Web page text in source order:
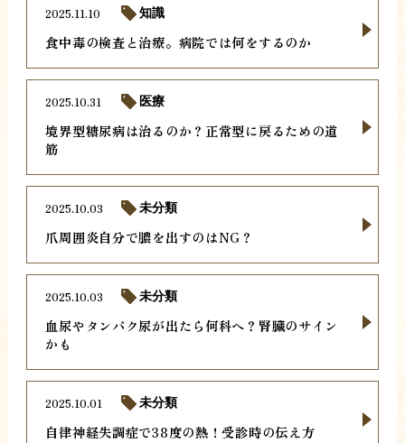
食中毒の検査と治療。病院では何をするのか
2025.11.10 知識
境界型糖尿病は治るのか？正常型に戻るための道
筋
2025.10.31 医療
爪周囲炎自分で膿を出すのはNG？
2025.10.03 未分類
血尿やタンパク尿が出たら何科へ？腎臓のサイン
かも
2025.10.03 未分類
自律神経失調症で38度の熱！受診時の伝え方
2025.10.01 未分類